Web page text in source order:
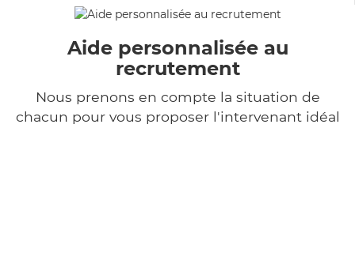
Aide personnalisée au
recrutement
Nous prenons en compte la situation de
chacun pour vous proposer l'intervenant idéal